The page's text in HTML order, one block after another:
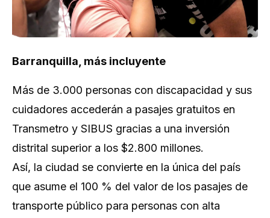
Barranquilla, más incluyente
Más de 3.000 personas con discapacidad y sus
cuidadores accederán a pasajes gratuitos en
Transmetro y SIBUS gracias a una inversión
distrital superior a los $2.800 millones.
Así, la ciudad se convierte en la única del país
que asume el 100 % del valor de los pasajes de
transporte público para personas con alta